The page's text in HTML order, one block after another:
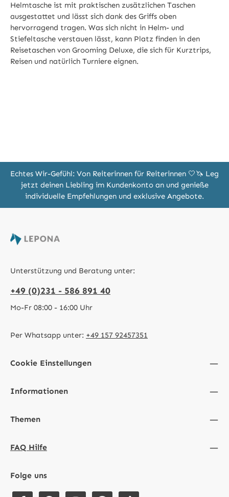
Helmtasche ist mit praktischen zusätzlichen Taschen
ausgestattet und lässt sich dank des Griffs oben
hervorragend tragen. Was sich nicht in Helm- und
Stiefeltasche verstauen lässt, kann Platz finden in den
Reisetaschen von Grooming Deluxe, die sich für Kurztrips,
Reisen und natürlich Turniere eignen.
Echtes Wir-Gefühl: Von Reiterinnen für Reiterinnen 🤍🦄 Leg
jetzt deinen Liebling im Kundenkonto an und genieße
individuelle Empfehlungen und exklusive Angebote.
Unterstützung und Beratung unter:
+49 (0)231 - 586 891 40
Mo-Fr 08:00 - 16:00 Uhr
Per Whatsapp unter: +49 157 92457351
Cookie Einstellungen
Informationen
Themen
FAQ Hilfe
Folge uns